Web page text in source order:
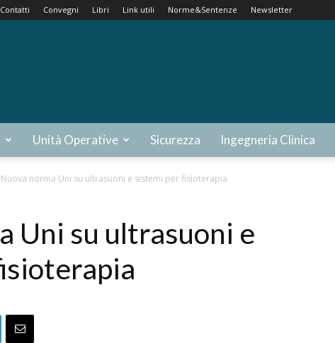
Contatti Convegni Libri Link utili Norme&Sentenze Newsletter
Unità Operative Sicurezza Ingegneria Clinica
Nuova norma Uni su ultrasuoni e sistemi per fisioterapia
Uni su ultrasuoni e